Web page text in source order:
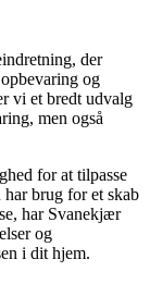
der
og
vi et bredt udvalg
men også
for at tilpasse
brug for et skab
har Svanekjær
og
i dit hjem.